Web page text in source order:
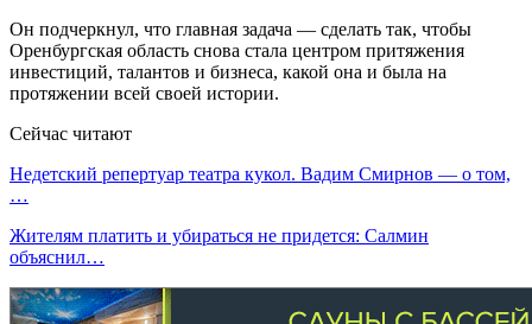
Он подчеркнул, что главная задача — сделать так, чтобы
Оренбургская область снова стала центром притяжения
инвестиций, талантов и бизнеса, какой она и была на
протяжении всей своей истории.
Сейчас читают
Недетский репертуар театра кукол. Вадим Смирнов — о том,
…
Жителям платить и убираться не придется: Салмин
объяснил…